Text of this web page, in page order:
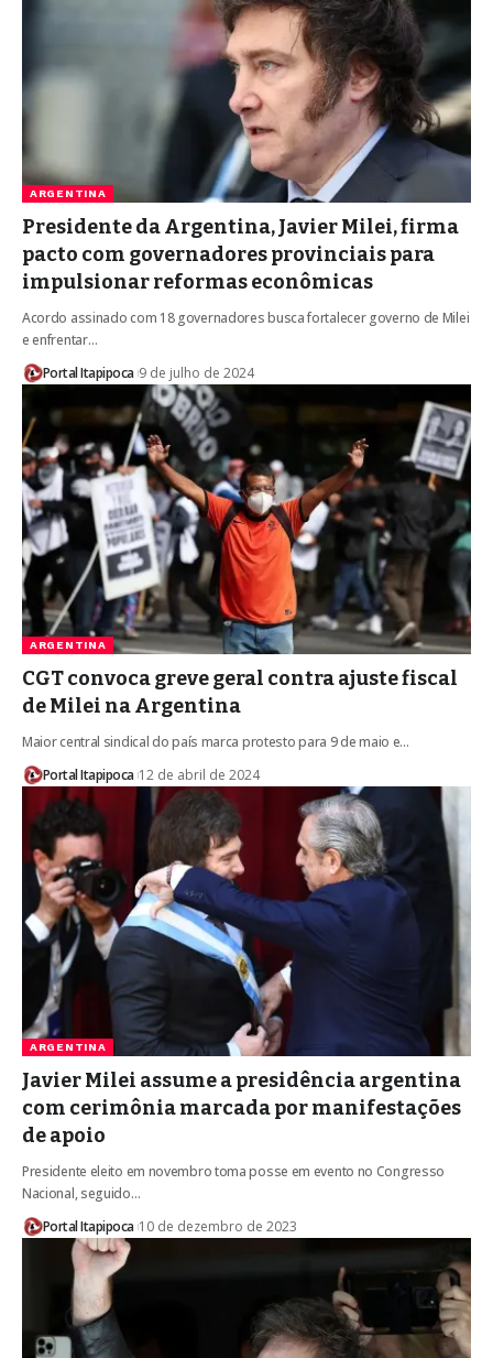
ARGENTINA
Presidente da Argentina, Javier Milei, firma
pacto com governadores provinciais para
impulsionar reformas econômicas
Acordo assinado com 18 governadores busca fortalecer governo de Milei
e enfrentar…
Portal Itapipoca 9 de julho de 2024
ARGENTINA
CGT convoca greve geral contra ajuste fiscal
de Milei na Argentina
Maior central sindical do país marca protesto para 9 de maio e…
Portal Itapipoca 12 de abril de 2024
ARGENTINA
Javier Milei assume a presidência argentina
com cerimônia marcada por manifestações
de apoio
Presidente eleito em novembro toma posse em evento no Congresso
Nacional, seguido…
Portal Itapipoca 10 de dezembro de 2023